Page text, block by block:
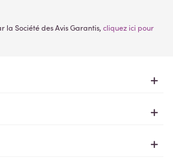
Société des Avis Garantis, cliquez ici pour